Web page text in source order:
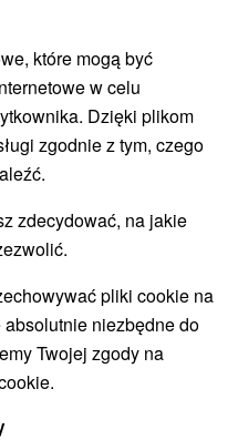
OFERTY
z właścicielem.
które mogą być
w celu
Dzięki plikom
zgodnie z tym, czego
zdecydować, na jakie
pliki cookie na
niezbędne do
Twojej zgody na